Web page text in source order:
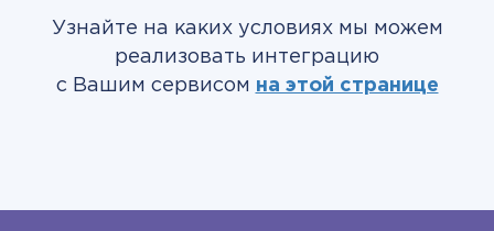
Узнайте на каких условиях мы можем
реализовать интеграцию
с Вашим сервисом на этой странице